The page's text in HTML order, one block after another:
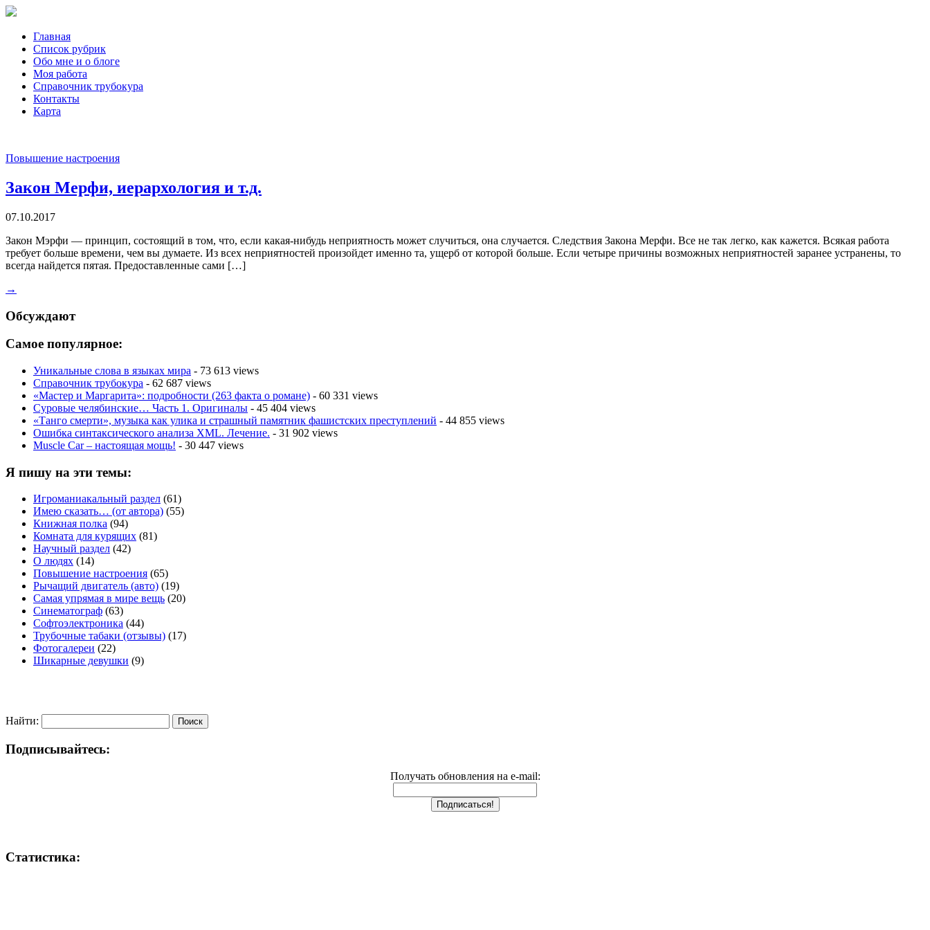
Главная
Список рубрик
Обо мне и о блоге
Моя работа
Справочник трубокура
Контакты
Карта
Повышение настроения
Закон Мерфи, иерархология и т.д.
07.10.2017
Закон Мэрфи — принцип, состоящий в том, что, если какая-нибудь неприятность может случиться, она случается. Следствия Закона Мерфи. Все не так легко, как кажется. Всякая работа
требует больше времени, чем вы думаете. Из всех неприятностей произойдет именно та, ущерб от которой больше. Если четыре причины возможных неприятностей заранее устранены, то
всегда найдется пятая. Предоставленные сами […]
→
Обсуждают
Самое популярное:
Уникальные слова в языках мира - 73 613 views
Справочник трубокура - 62 687 views
«Мастер и Маргарита»: подробности (263 факта о романе) - 60 331 views
Суровые челябинские… Часть 1. Оригиналы - 45 404 views
«Танго смерти», музыка как улика и страшный памятник фашистских преступлений - 44 855 views
Ошибка синтаксического анализа XML. Лечение. - 31 902 views
Muscle Car – настоящая мощь! - 30 447 views
Я пишу на эти темы:
Игроманиакальный раздел (61)
Имею сказать… (от автора) (55)
Книжная полка (94)
Комната для курящих (81)
Научный раздел (42)
О людях (14)
Повышение настроения (65)
Рычащий двигатель (авто) (19)
Самая упрямая в мире вещь (20)
Синематограф (63)
Софтоэлектроника (44)
Трубочные табаки (отзывы) (17)
Фотогалереи (22)
Шикарные девушки (9)
Найти:
Подписывайтесь:
Получать обновления на e-mail:
Статистика: